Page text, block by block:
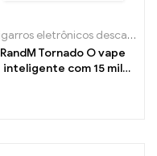
Cigarros eletrônicos descartáveis
RandM Tornado O vape
inteligente com 15 mil